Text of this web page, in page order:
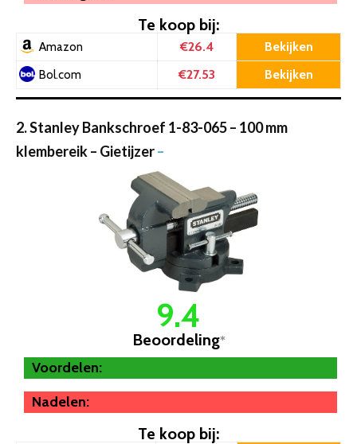
Te koop bij:
Amazon €26.4 Bekijken
Bol.com €27.53 Bekijken
2. Stanley Bankschroef 1-83-065 – 100 mm
klembereik – Gietijzer–
9.4
Beoordeling*
Voordelen:
Nadelen:
Te koop bij: